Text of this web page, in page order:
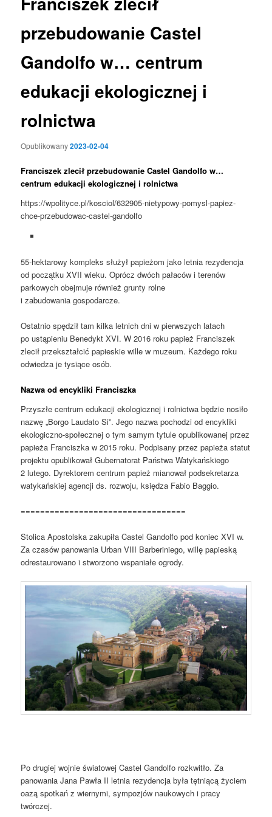
przebudowanie Castel
Gandolfo w… centrum
edukacji ekologicznej i
rolnictwa
Opublikowany2023-02-04
Franciszek zlecił przebudowanie Castel Gandolfo w…
centrum edukacji ekologicznej i rolnictwa
https://wpolityce.pl/kosciol/632905-nietypowy-pomysl-papiez-
chce-przebudowac-castel-gandolfo
55-hektarowy kompleks służył papieżom jako letnia rezydencja
od początku XVII wieku. Oprócz dwóch pałaców i terenów
parkowych obejmuje również grunty rolne
i zabudowania gospodarcze.
Ostatnio spędził tam kilka letnich dni w pierwszych latach
po ustąpieniu Benedykt XVI. W 2016 roku papież Franciszek
zlecił przekształcić papieskie wille w muzeum. Każdego roku
odwiedza je tysiące osób.
Nazwa od encykliki Franciszka
Przyszłe centrum edukacji ekologicznej i rolnictwa będzie nosiło
nazwę „Borgo Laudato Si”. Jego nazwa pochodzi od encykliki
ekologiczno-społecznej o tym samym tytule opublikowanej przez
papieża Franciszka w 2015 roku. Podpisany przez papieża statut
projektu opublikował Gubernatorat Państwa Watykańskiego
2 lutego. Dyrektorem centrum papież mianował podsekretarza
watykańskiej agencji ds. rozwoju, księdza Fabio Baggio.
==================================
Stolica Apostolska zakupiła Castel Gandolfo pod koniec XVI w.
Za czasów panowania Urban VIII Barberiniego, willę papieską
odrestaurowano i stworzono wspaniałe ogrody.
Po drugiej wojnie światowej Castel Gandolfo rozkwitło. Za
panowania Jana Pawła II letnia rezydencja była tętniącą życiem
oazą spotkań z wiernymi, sympozjów naukowych i pracy
twórczej.